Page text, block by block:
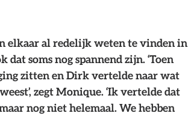
elkaar al redelijk weten te vinden in
soms nog spannend zijn. ‘Toen
zitten en Dirk vertelde naar wat
zegt Monique. ‘Ik vertelde dat
nog niet helemaal. We hebben